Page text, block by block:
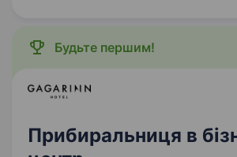
тематик…Будьте першим!
Прибиральниця в